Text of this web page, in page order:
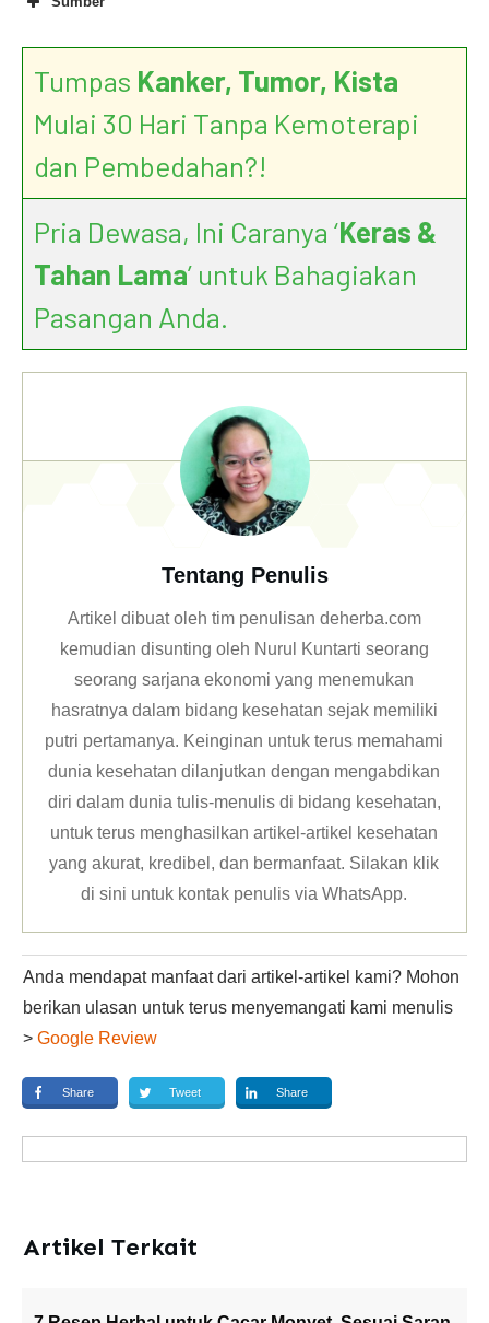
Tumpas Kanker, Tumor, Kista
Mulai 30 Hari Tanpa Kemoterapi
dan Pembedahan?!
Pria Dewasa, Ini Caranya ‘Keras &
Tahan Lama’ untuk Bahagiakan
Pasangan Anda.
Tentang Penulis
Artikel dibuat oleh tim penulisan deherba.com
kemudian disunting oleh Nurul Kuntarti seorang
seorang sarjana ekonomi yang menemukan
hasratnya dalam bidang kesehatan sejak memiliki
putri pertamanya. Keinginan untuk terus memahami
dunia kesehatan dilanjutkan dengan mengabdikan
diri dalam dunia tulis-menulis di bidang kesehatan,
untuk terus menghasilkan artikel-artikel kesehatan
yang akurat, kredibel, dan bermanfaat. Silakan klik
di sini untuk kontak penulis via WhatsApp.
Anda mendapat manfaat dari artikel-artikel kami? Mohon
berikan ulasan untuk terus menyemangati kami menulis
> Google Review
Share Tweet Share
Artikel Terkait